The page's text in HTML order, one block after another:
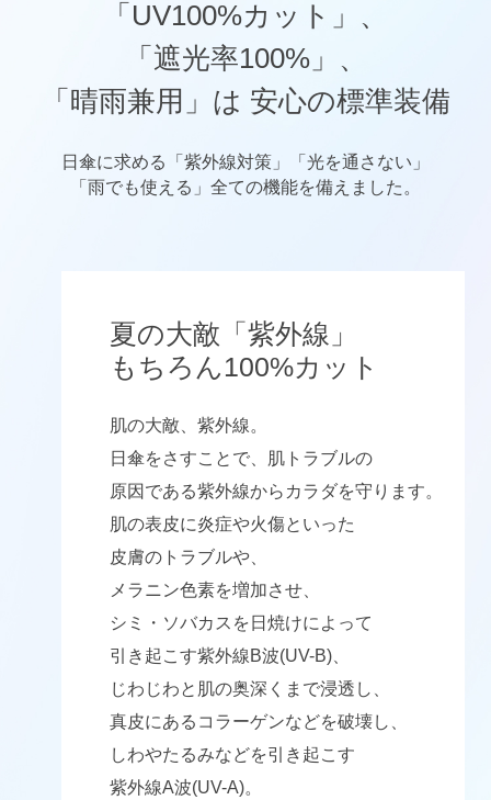
「UV100%カット」、
「遮光率100%」、
「晴雨兼用」は 安心の標準装備
日傘に求める「紫外線対策」「光を通さない」
「雨でも使える」全ての機能を備えました。
夏の大敵「紫外線」
もちろん100%カット
肌の大敵、紫外線。
日傘をさすことで、肌トラブルの
原因である紫外線からカラダを守ります。
肌の表皮に炎症や火傷といった
皮膚のトラブルや、
メラニン色素を増加させ、
シミ・ソバカスを日焼けによって
引き起こす紫外線B波(UV-B)、
じわじわと肌の奥深くまで浸透し、
真皮にあるコラーゲンなどを破壊し、
しわやたるみなどを引き起こす
紫外線A波(UV-A)。